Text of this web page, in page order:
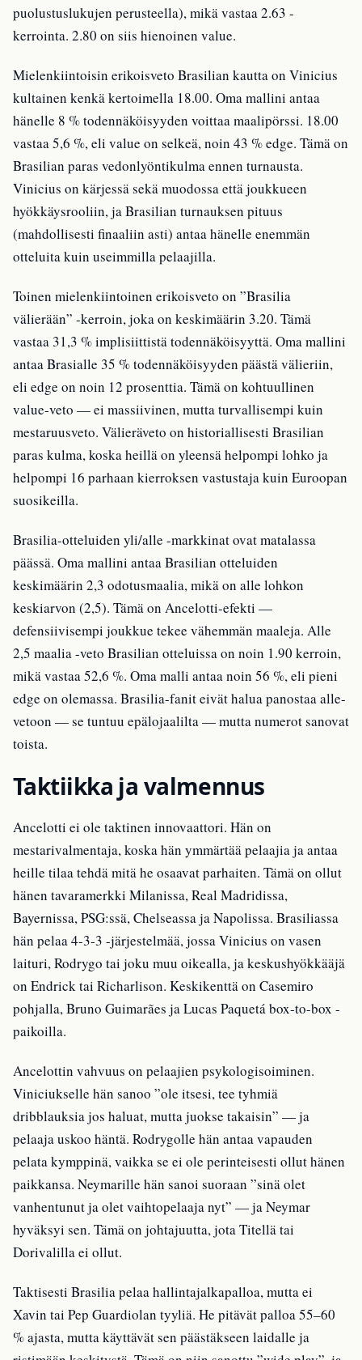
puolustuslukujen perusteella), mikä vastaa 2.63 -
kerrointa. 2.80 on siis hienoinen value.
Mielenkiintoisin erikoisveto Brasilian kautta on Vinicius
kultainen kenkä kertoimella 18.00. Oma mallini antaa
hänelle 8 % todennäköisyyden voittaa maalipörssi. 18.00
vastaa 5,6 %, eli value on selkeä, noin 43 % edge. Tämä on
Brasilian paras vedonlyöntikulma ennen turnausta.
Vinicius on kärjessä sekä muodossa että joukkueen
hyökkäysrooliin, ja Brasilian turnauksen pituus
(mahdollisesti finaaliin asti) antaa hänelle enemmän
otteluita kuin useimmilla pelaajilla.
Toinen mielenkiintoinen erikoisveto on ”Brasilia
välierään” -kerroin, joka on keskimäärin 3.20. Tämä
vastaa 31,3 % implisiittistä todennäköisyyttä. Oma mallini
antaa Brasialle 35 % todennäköisyyden päästä välieriin,
eli edge on noin 12 prosenttia. Tämä on kohtuullinen
value-veto — ei massiivinen, mutta turvallisempi kuin
mestaruusveto. Välieräveto on historiallisesti Brasilian
paras kulma, koska heillä on yleensä helpompi lohko ja
helpompi 16 parhaan kierroksen vastustaja kuin Euroopan
suosikeilla.
Brasilia-otteluiden yli/alle -markkinat ovat matalassa
päässä. Oma mallini antaa Brasilian otteluiden
keskimäärin 2,3 odotusmaalia, mikä on alle lohkon
keskiarvon (2,5). Tämä on Ancelotti-efekti —
defensiivisempi joukkue tekee vähemmän maaleja. Alle
2,5 maalia -veto Brasilian otteluissa on noin 1.90 kerroin,
mikä vastaa 52,6 %. Oma malli antaa noin 56 %, eli pieni
edge on olemassa. Brasilia-fanit eivät halua panostaa alle-
vetoon — se tuntuu epälojaalilta — mutta numerot sanovat
toista.
Taktiikka ja valmennus
Ancelotti ei ole taktinen innovaattori. Hän on
mestarivalmentaja, koska hän ymmärtää pelaajia ja antaa
heille tilaa tehdä mitä he osaavat parhaiten. Tämä on ollut
hänen tavaramerkki Milanissa, Real Madridissa,
Bayernissa, PSG:ssä, Chelseassa ja Napolissa. Brasiliassa
hän pelaa 4-3-3 -järjestelmää, jossa Vinicius on vasen
laituri, Rodrygo tai joku muu oikealla, ja keskushyökkääjä
on Endrick tai Richarlison. Keskikenttä on Casemiro
pohjalla, Bruno Guimarães ja Lucas Paquetá box-to-box -
paikoilla.
Ancelottin vahvuus on pelaajien psykologisoiminen.
Viniciukselle hän sanoo ”ole itsesi, tee tyhmiä
dribblauksia jos haluat, mutta juokse takaisin” — ja
pelaaja uskoo häntä. Rodrygolle hän antaa vapauden
pelata kymppinä, vaikka se ei ole perinteisesti ollut hänen
paikkansa. Neymarille hän sanoi suoraan ”sinä olet
vanhentunut ja olet vaihtopelaaja nyt” — ja Neymar
hyväksyi sen. Tämä on johtajuutta, jota Titellä tai
Dorivalilla ei ollut.
Taktisesti Brasilia pelaa hallintajalkapalloa, mutta ei
Xavin tai Pep Guardiolan tyyliä. He pitävät palloa 55–60
% ajasta, mutta käyttävät sen päästäkseen laidalle ja